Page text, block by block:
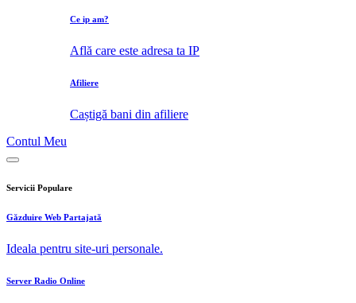
Ce ip am?
Află care este adresa ta IP
Afiliere
Caștigă bani din afiliere
Contul Meu
Servicii Populare
Găzduire Web Partajată
Ideala pentru site-uri personale.
Server Radio Online